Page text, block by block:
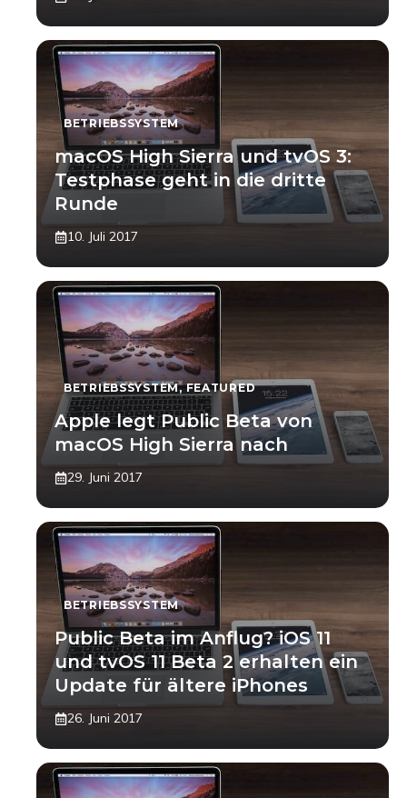
BETRIEBSSYSTEM
macOS High Sierra und tvOS 3:
Testphase geht in die dritte
Runde
10. Juli 2017
BETRIEBSSYSTEM,FEATURED
Apple legt Public Beta von
macOS High Sierra nach
29. Juni 2017
BETRIEBSSYSTEM
Public Beta im Anflug? iOS 11
und tvOS 11 Beta 2 erhalten ein
Update für ältere iPhones
26. Juni 2017